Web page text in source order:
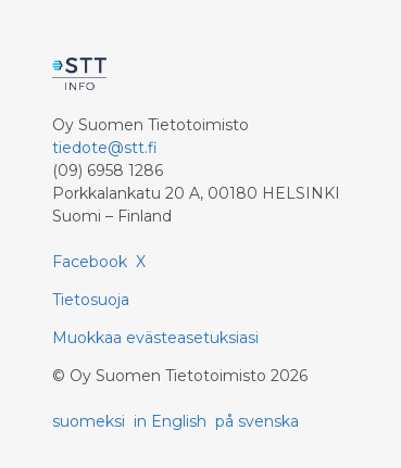
Oy Suomen Tietotoimisto
tiedote@stt.fi
(09) 6958 1286
Porkkalankatu 20 A, 00180 HELSINKI
Suomi – Finland
Facebook X
Tietosuoja
Muokkaa evästeasetuksiasi
© Oy Suomen Tietotoimisto 2026
suomeksi in English på svenska